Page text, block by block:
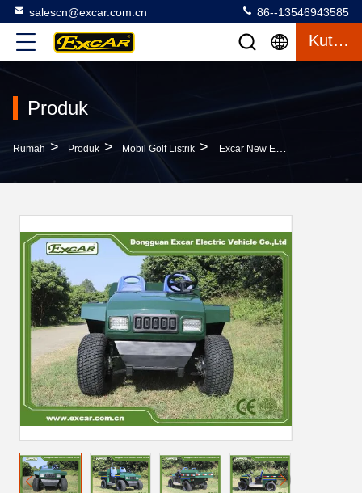
salescn@excar.com.cn 86--13546943585
Kutipan
Produk
Rumah > Produk > Mobil Golf Listrik > Excar New Electric Utility Truck Kendaraan Mini Tool Car Dengan Kotak Kargo